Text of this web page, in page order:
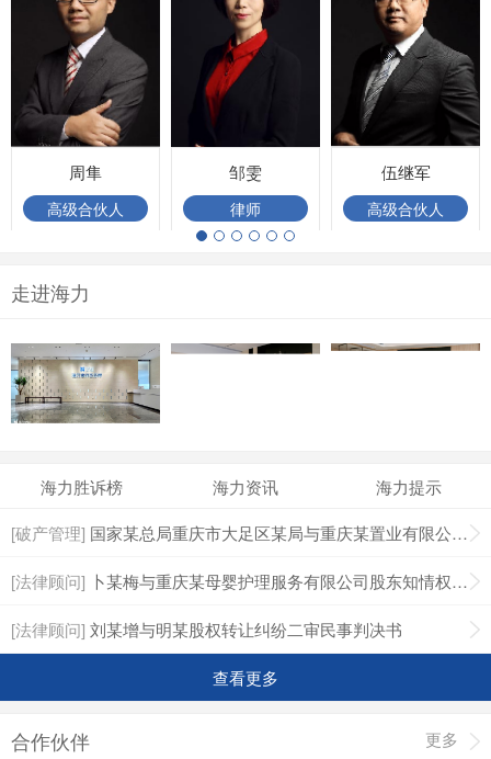
周隼
高级合伙人
邹雯
律师
伍继军
高级合伙人
走进海力
海力胜诉榜 海力资讯 海力提示
[破产管理] 国家某总局重庆市大足区某局与重庆某置业有限公司普通破产债权确认纠纷一审民事判决书
[法律顾问] 卜某梅与重庆某母婴护理服务有限公司股东知情权纠纷二审民事判决书
[法律顾问] 刘某增与明某股权转让纠纷二审民事判决书
查看更多
合作伙伴 更多